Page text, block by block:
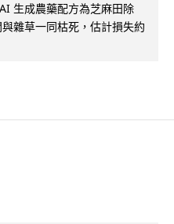
生成農藥配方為芝麻田除
雜草一同枯死，估計損失約